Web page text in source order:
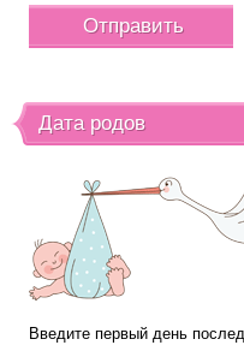
Дата родов
Введите первый день